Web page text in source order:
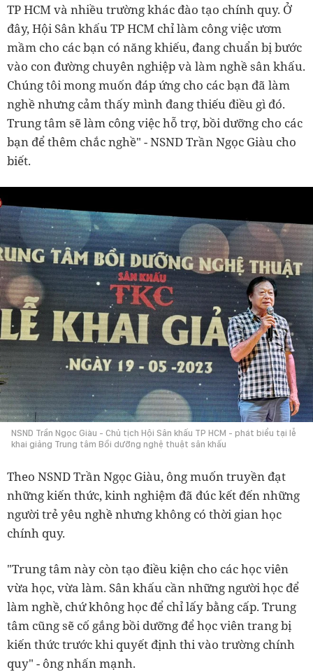
TP HCM và nhiều trường khác đào tạo chính quy. Ở
đây, Hội Sân khấu TP HCM chỉ làm công việc ươm
mầm cho các bạn có năng khiếu, đang chuẩn bị bước
vào con đường chuyên nghiệp và làm nghề sân khấu.
Chúng tôi mong muốn đáp ứng cho các bạn đã làm
nghề nhưng cảm thấy mình đang thiếu điều gì đó.
Trung tâm sẽ làm công việc hỗ trợ, bồi dưỡng cho các
bạn để thêm chắc nghề" - NSND Trần Ngọc Giàu cho
biết.
NSND Trần Ngọc Giàu - Chủ tịch Hội Sân khấu TP HCM - phát biểu tại lễ
khai giảng Trung tâm Bồi dưỡng nghệ thuật sân khấu
Theo NSND Trần Ngọc Giàu, ông muốn truyền đạt
những kiến thức, kinh nghiệm đã đúc kết đến những
người trẻ yêu nghề nhưng không có thời gian học
chính quy.
"Trung tâm này còn tạo điều kiện cho các học viên
vừa học, vừa làm. Sân khấu cần những người học để
làm nghề, chứ không học để chỉ lấy bằng cấp. Trung
tâm cũng sẽ cố gắng bồi dưỡng để học viên trang bị
kiến thức trước khi quyết định thi vào trường chính
quy" - ông nhấn mạnh.